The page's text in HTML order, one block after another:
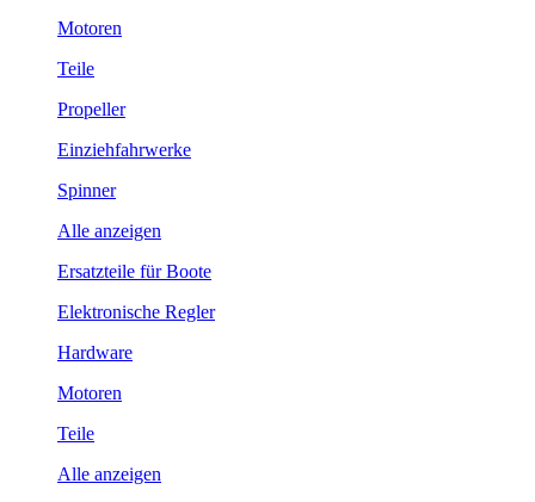
Motoren
Teile
Propeller
Einziehfahrwerke
Spinner
Alle anzeigen
Ersatzteile für Boote
Elektronische Regler
Hardware
Motoren
Teile
Alle anzeigen